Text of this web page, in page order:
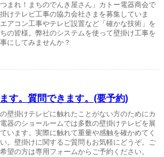
つまれ！まちのでんき屋さん」カトー電器商会で
けテレビ工事の協力会社さまを募集していま
アコン工事やテレビ設置など「確かな技術」を
の皆様。弊社のシステムを使って壁掛け工事を
にしてみませんか？
す。質問できます。(要予約)
壁掛けテレビに触れたことがない方のためにカ
電器のショールームでは多数の壁掛けテレビを展
います。実際に触れて重量や感触を確かめてく
。壁掛けに関するご質問もお気軽にどうぞ。ご
望の方は専用フォームからご予約ください。